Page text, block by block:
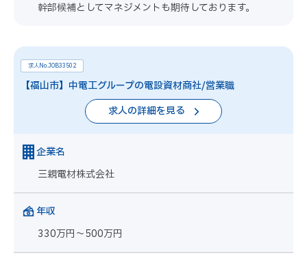
幹部候補としてマネジメントも期待しております。
求人No.JOB33502
【福山市】中電工グループの電設資材商社/営業職
求人の詳細を見る
企業名
三親電材株式会社
年収
330万円～500万円